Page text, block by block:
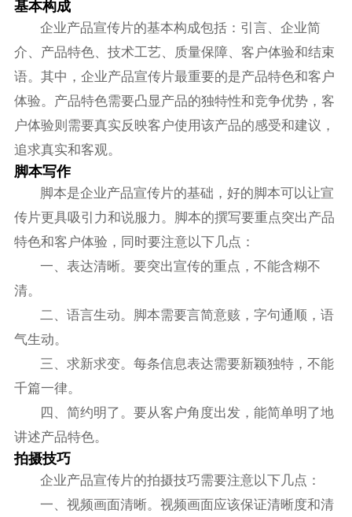
基本构成
企业产品宣传片的基本构成包括：引言、企业简
介、产品特色、技术工艺、质量保障、客户体验和结束
语。其中，企业产品宣传片最重要的是产品特色和客户
体验。产品特色需要凸显产品的独特性和竞争优势，客
户体验则需要真实反映客户使用该产品的感受和建议，
追求真实和客观。
脚本写作
脚本是企业产品宣传片的基础，好的脚本可以让宣
传片更具吸引力和说服力。脚本的撰写要重点突出产品
特色和客户体验，同时要注意以下几点：
一、表达清晰。要突出宣传的重点，不能含糊不
清。
二、语言生动。脚本需要言简意赅，字句通顺，语
气生动。
三、求新求变。每条信息表达需要新颖独特，不能
千篇一律。
四、简约明了。要从客户角度出发，能简单明了地
讲述产品特色。
拍摄技巧
企业产品宣传片的拍摄技巧需要注意以下几点：
一、视频画面清晰。视频画面应该保证清晰度和清